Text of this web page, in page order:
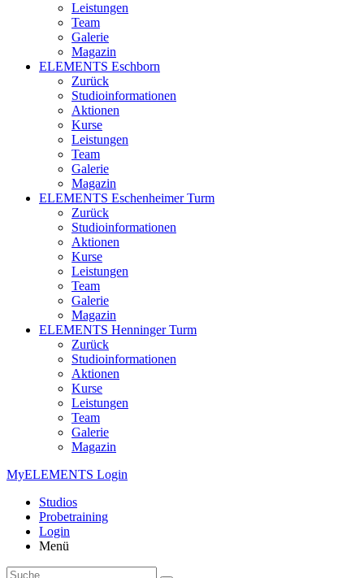
Leistungen
Team
Galerie
Magazin
ELEMENTS Eschborn
Zurück
Studioinformationen
Aktionen
Kurse
Leistungen
Team
Galerie
Magazin
ELEMENTS Eschenheimer Turm
Zurück
Studioinformationen
Aktionen
Kurse
Leistungen
Team
Galerie
Magazin
ELEMENTS Henninger Turm
Zurück
Studioinformationen
Aktionen
Kurse
Leistungen
Team
Galerie
Magazin
MyELEMENTS Login
Studios
Probe­training
Login
Menü